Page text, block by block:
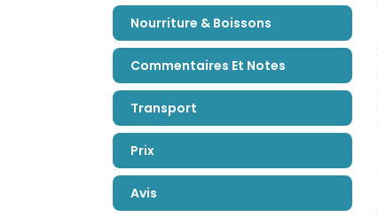
Nourriture & Boissons
Commentaires Et Notes
Transport
Prix
Avis